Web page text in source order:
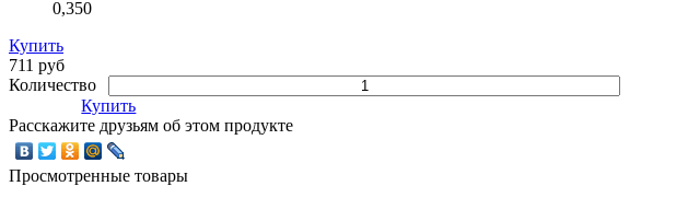
0,350
Купить
711 руб
Количество
Купить
Расскажите друзьям об этом продукте
Просмотренные товары